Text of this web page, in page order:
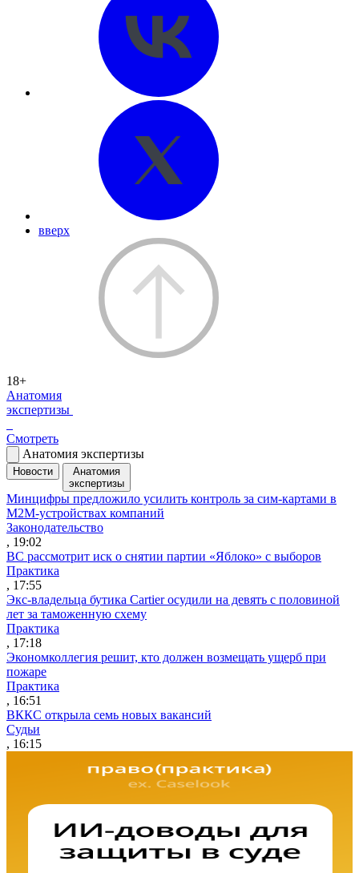
вверх
18+
Анатомия
экспертизы
Смотреть
Анатомия экспертизы
Новости
Анатомия
экспертизы
Минцифры предложило усилить контроль за сим-картами в
M2M-устройствах компаний
Законодательство
, 19:02
ВС рассмотрит иск о снятии партии «Яблоко» с выборов
Практика
, 17:55
Экс-владельца бутика Cartier осудили на девять с половиной
лет за таможенную схему
Практика
, 17:18
Экономколлегия решит, кто должен возмещать ущерб при
пожаре
Практика
, 16:51
ВККС открыла семь новых вакансий
Судьи
, 16:15